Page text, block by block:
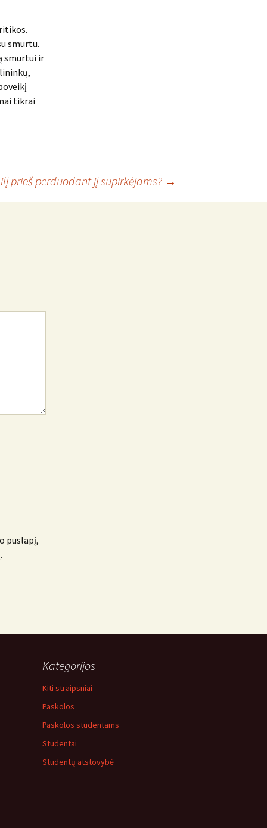
smurtu.
smurtui ir
tikrai
prieš perduodant jį supirkėjams? →
puslapį,
Kategorijos
Kiti straipsniai
Paskolos
Paskolos studentams
Studentai
Studentų atstovybė